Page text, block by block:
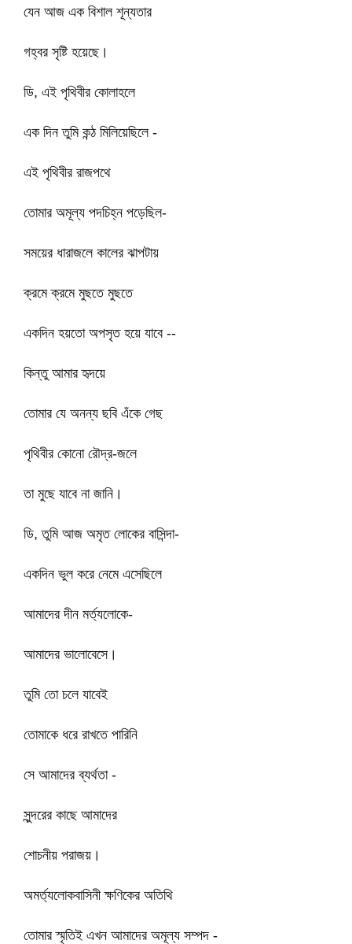
যেন আজ এক বিশাল শূন্যতার
গহ্বর সৃষ্টি হয়েছে।
ডি, এই পৃথিবীর কোলাহলে
এক দিন তুমি কন্ঠ মিলিয়েছিলে -
এই পৃথিবীর রাজপথে
তোমার অমূল্য পদচিহ্ন পড়েছিল-
সময়ের ধারাজলে কালের ঝাপটায়
ক্রমে ক্রমে মুছতে মুছতে
একদিন হয়তো অপসৃত হয়ে যাবে --
কিন্তু আমার হৃদয়ে
তোমার যে অনন্য ছবি এঁকে গেছ
পৃথিবীর কোনো রৌদ্র-জলে
তা মুছে যাবে না জানি।
ডি, তুমি আজ অমৃত লোকের বাসিন্দা-
একদিন ভুল করে নেমে এসেছিলে
আমাদের দীন মর্ত্যলোকে-
আমাদের ভালোবেসে।
তুমি তো চলে যাবেই
তোমাকে ধরে রাখতে পারিনি
সে আমাদের ব্যর্থতা -
সুন্দরের কাছে আমাদের
শোচনীয় পরাজয়।
অমর্ত্যলোকবাসিনী ক্ষণিকের অতিথি
তোমার স্মৃতিই এখন আমাদের অমূল্য সম্পদ -